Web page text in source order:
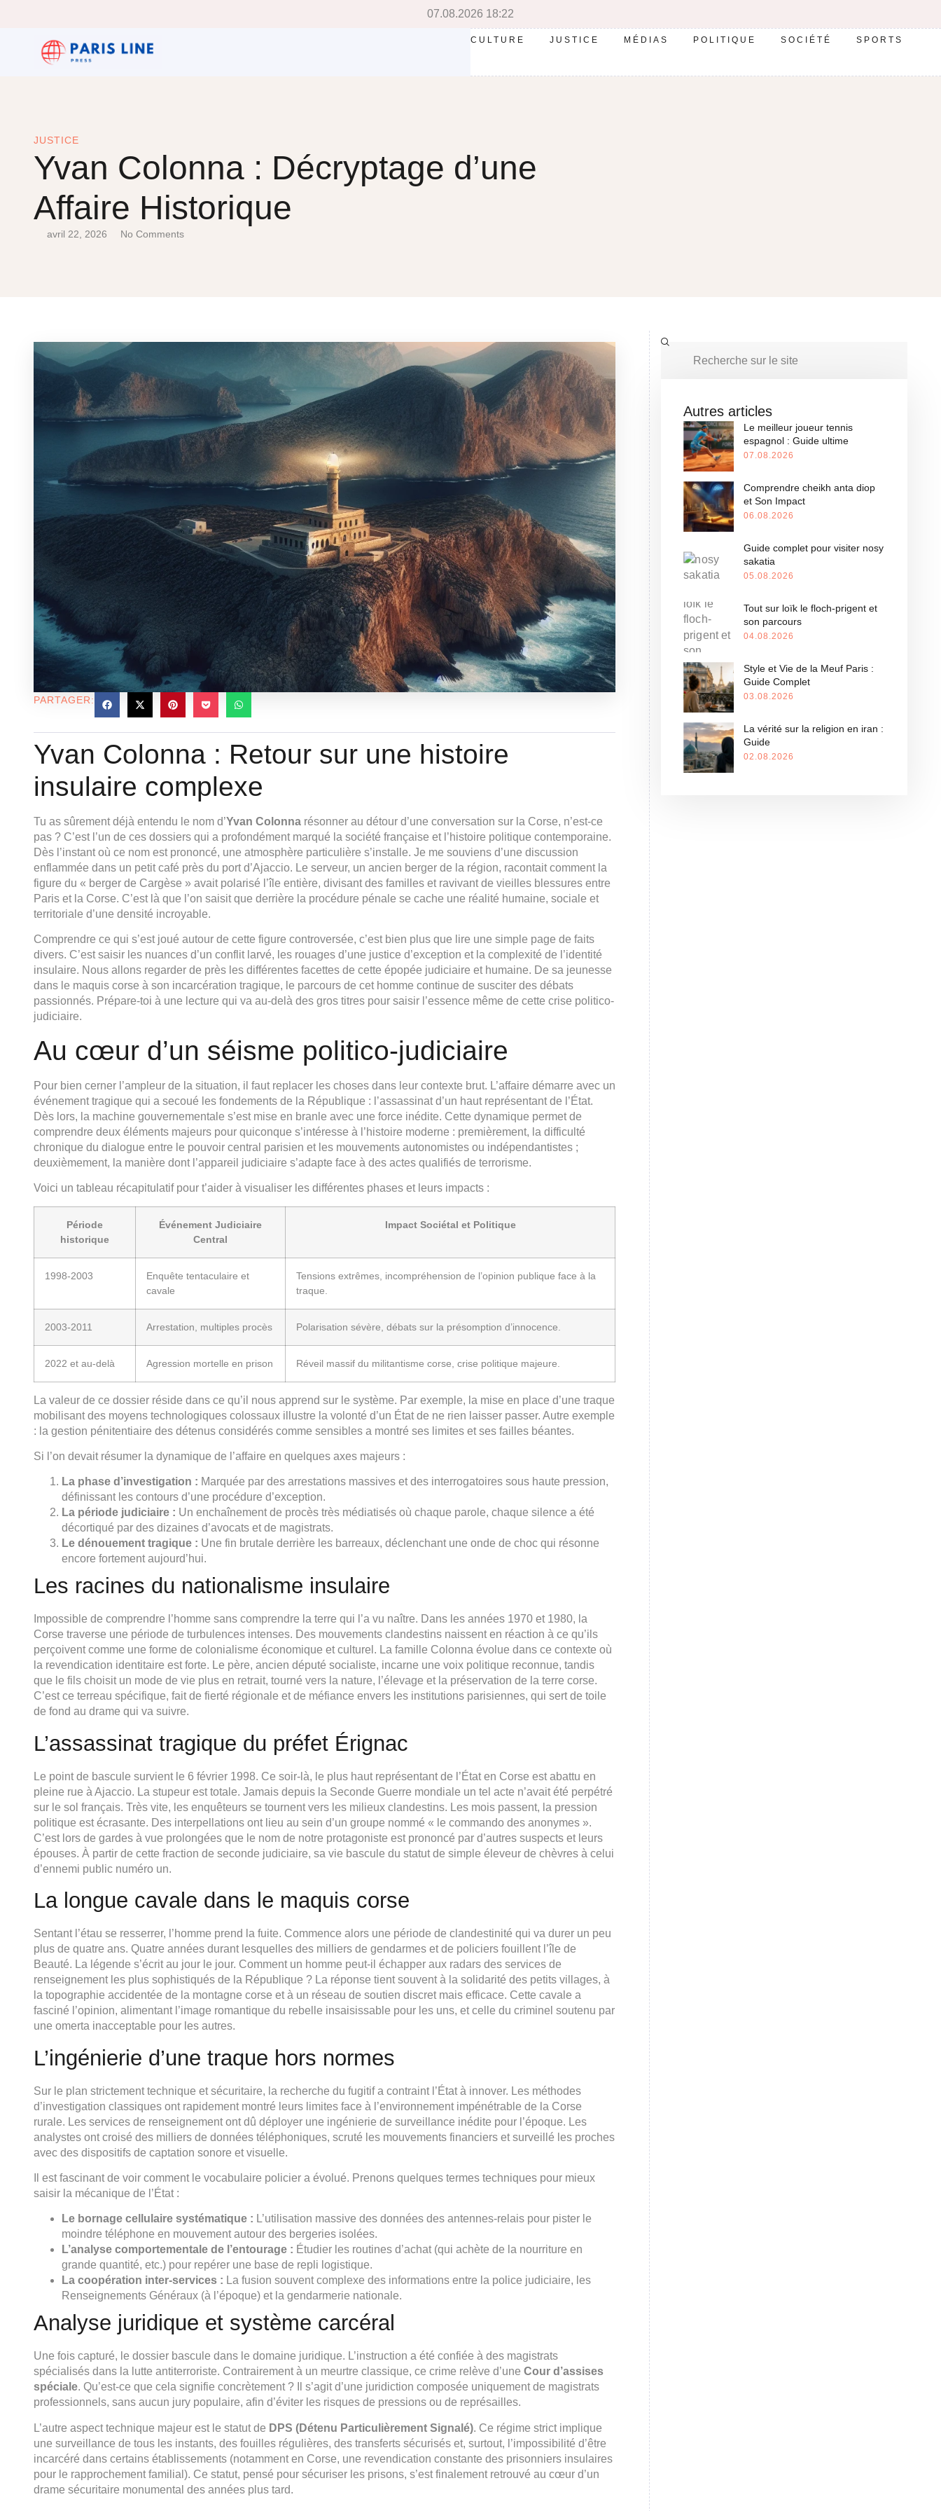
07.08.2026 18:22
CULTURE JUSTICE MÉDIAS POLITIQUE SOCIÉTÉ SPORTS
JUSTICE
Yvan Colonna : Décryptage d’une
Affaire Historique
avril 22, 2026 No Comments
PARTAGER:
Yvan Colonna : Retour sur une histoire
insulaire complexe
Tu as sûrement déjà entendu le nom d’Yvan Colonna résonner au détour d’une conversation sur la Corse, n’est-ce
pas ? C’est l’un de ces dossiers qui a profondément marqué la société française et l’histoire politique contemporaine.
Dès l’instant où ce nom est prononcé, une atmosphère particulière s’installe. Je me souviens d’une discussion
enflammée dans un petit café près du port d’Ajaccio. Le serveur, un ancien berger de la région, racontait comment la
figure du « berger de Cargèse » avait polarisé l’île entière, divisant des familles et ravivant de vieilles blessures entre
Paris et la Corse. C’est là que l’on saisit que derrière la procédure pénale se cache une réalité humaine, sociale et
territoriale d’une densité incroyable.
Comprendre ce qui s’est joué autour de cette figure controversée, c’est bien plus que lire une simple page de faits
divers. C’est saisir les nuances d’un conflit larvé, les rouages d’une justice d’exception et la complexité de l’identité
insulaire. Nous allons regarder de près les différentes facettes de cette épopée judiciaire et humaine. De sa jeunesse
dans le maquis corse à son incarcération tragique, le parcours de cet homme continue de susciter des débats
passionnés. Prépare-toi à une lecture qui va au-delà des gros titres pour saisir l’essence même de cette crise politico-
judiciaire.
Au cœur d’un séisme politico-judiciaire
Pour bien cerner l’ampleur de la situation, il faut replacer les choses dans leur contexte brut. L’affaire démarre avec un
événement tragique qui a secoué les fondements de la République : l’assassinat d’un haut représentant de l’État.
Dès lors, la machine gouvernementale s’est mise en branle avec une force inédite. Cette dynamique permet de
comprendre deux éléments majeurs pour quiconque s’intéresse à l’histoire moderne : premièrement, la difficulté
chronique du dialogue entre le pouvoir central parisien et les mouvements autonomistes ou indépendantistes ;
deuxièmement, la manière dont l’appareil judiciaire s’adapte face à des actes qualifiés de terrorisme.
Voici un tableau récapitulatif pour t’aider à visualiser les différentes phases et leurs impacts :
Période
historique
Événement Judiciaire
Central
Impact Sociétal et Politique
1998-2003
Enquête tentaculaire et
cavale
Tensions extrêmes, incompréhension de l’opinion publique face à la
traque.
2003-2011 Arrestation, multiples procès Polarisation sévère, débats sur la présomption d’innocence.
2022 et au-delà Agression mortelle en prison Réveil massif du militantisme corse, crise politique majeure.
La valeur de ce dossier réside dans ce qu’il nous apprend sur le système. Par exemple, la mise en place d’une traque
mobilisant des moyens technologiques colossaux illustre la volonté d’un État de ne rien laisser passer. Autre exemple
: la gestion pénitentiaire des détenus considérés comme sensibles a montré ses limites et ses failles béantes.
Si l’on devait résumer la dynamique de l’affaire en quelques axes majeurs :
La phase d’investigation : Marquée par des arrestations massives et des interrogatoires sous haute pression,
définissant les contours d’une procédure d’exception.
La période judiciaire : Un enchaînement de procès très médiatisés où chaque parole, chaque silence a été
décortiqué par des dizaines d’avocats et de magistrats.
Le dénouement tragique : Une fin brutale derrière les barreaux, déclenchant une onde de choc qui résonne
encore fortement aujourd’hui.
Les racines du nationalisme insulaire
Impossible de comprendre l’homme sans comprendre la terre qui l’a vu naître. Dans les années 1970 et 1980, la
Corse traverse une période de turbulences intenses. Des mouvements clandestins naissent en réaction à ce qu’ils
perçoivent comme une forme de colonialisme économique et culturel. La famille Colonna évolue dans ce contexte où
la revendication identitaire est forte. Le père, ancien député socialiste, incarne une voix politique reconnue, tandis
que le fils choisit un mode de vie plus en retrait, tourné vers la nature, l’élevage et la préservation de la terre corse.
C’est ce terreau spécifique, fait de fierté régionale et de méfiance envers les institutions parisiennes, qui sert de toile
de fond au drame qui va suivre.
L’assassinat tragique du préfet Érignac
Le point de bascule survient le 6 février 1998. Ce soir-là, le plus haut représentant de l’État en Corse est abattu en
pleine rue à Ajaccio. La stupeur est totale. Jamais depuis la Seconde Guerre mondiale un tel acte n’avait été perpétré
sur le sol français. Très vite, les enquêteurs se tournent vers les milieux clandestins. Les mois passent, la pression
politique est écrasante. Des interpellations ont lieu au sein d’un groupe nommé « le commando des anonymes ».
C’est lors de gardes à vue prolongées que le nom de notre protagoniste est prononcé par d’autres suspects et leurs
épouses. À partir de cette fraction de seconde judiciaire, sa vie bascule du statut de simple éleveur de chèvres à celui
d’ennemi public numéro un.
La longue cavale dans le maquis corse
Sentant l’étau se resserrer, l’homme prend la fuite. Commence alors une période de clandestinité qui va durer un peu
plus de quatre ans. Quatre années durant lesquelles des milliers de gendarmes et de policiers fouillent l’île de
Beauté. La légende s’écrit au jour le jour. Comment un homme peut-il échapper aux radars des services de
renseignement les plus sophistiqués de la République ? La réponse tient souvent à la solidarité des petits villages, à
la topographie accidentée de la montagne corse et à un réseau de soutien discret mais efficace. Cette cavale a
fasciné l’opinion, alimentant l’image romantique du rebelle insaisissable pour les uns, et celle du criminel soutenu par
une omerta inacceptable pour les autres.
L’ingénierie d’une traque hors normes
Sur le plan strictement technique et sécuritaire, la recherche du fugitif a contraint l’État à innover. Les méthodes
d’investigation classiques ont rapidement montré leurs limites face à l’environnement impénétrable de la Corse
rurale. Les services de renseignement ont dû déployer une ingénierie de surveillance inédite pour l’époque. Les
analystes ont croisé des milliers de données téléphoniques, scruté les mouvements financiers et surveillé les proches
avec des dispositifs de captation sonore et visuelle.
Il est fascinant de voir comment le vocabulaire policier a évolué. Prenons quelques termes techniques pour mieux
saisir la mécanique de l’État :
Le bornage cellulaire systématique : L’utilisation massive des données des antennes-relais pour pister le
moindre téléphone en mouvement autour des bergeries isolées.
L’analyse comportementale de l’entourage : Étudier les routines d’achat (qui achète de la nourriture en
grande quantité, etc.) pour repérer une base de repli logistique.
La coopération inter-services : La fusion souvent complexe des informations entre la police judiciaire, les
Renseignements Généraux (à l’époque) et la gendarmerie nationale.
Analyse juridique et système carcéral
Une fois capturé, le dossier bascule dans le domaine juridique. L’instruction a été confiée à des magistrats
spécialisés dans la lutte antiterroriste. Contrairement à un meurtre classique, ce crime relève d’une Cour d’assises
spéciale. Qu’est-ce que cela signifie concrètement ? Il s’agit d’une juridiction composée uniquement de magistrats
professionnels, sans aucun jury populaire, afin d’éviter les risques de pressions ou de représailles.
L’autre aspect technique majeur est le statut de DPS (Détenu Particulièrement Signalé). Ce régime strict implique
une surveillance de tous les instants, des fouilles régulières, des transferts sécurisés et, surtout, l’impossibilité d’être
incarcéré dans certains établissements (notamment en Corse, une revendication constante des prisonniers insulaires
pour le rapprochement familial). Ce statut, pensé pour sécuriser les prisons, s’est finalement retrouvé au cœur d’un
drame sécuritaire monumental des années plus tard.
Autres articles
Le meilleur joueur tennis
espagnol : Guide ultime
07.08.2026
Comprendre cheikh anta diop
et Son Impact
06.08.2026
Guide complet pour visiter nosy
sakatia
05.08.2026
Tout sur loïk le floch-prigent et
son parcours
04.08.2026
Style et Vie de la Meuf Paris :
Guide Complet
03.08.2026
La vérité sur la religion en iran :
Guide
02.08.2026